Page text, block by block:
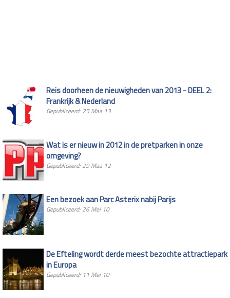
Reis doorheen de nieuwigheden van 2013 - DEEL 2:
Frankrijk & Nederland
Gepubliceerd: 25 Maa 13
Wat is er nieuw in 2012 in de pretparken in onze
omgeving?
Gepubliceerd: 29 Maa 12
Een bezoek aan Parc Asterix nabij Parijs
Gepubliceerd: 26 Mei 10
De Efteling wordt derde meest bezochte attractiepark
in Europa
Gepubliceerd: 11 Mei 10